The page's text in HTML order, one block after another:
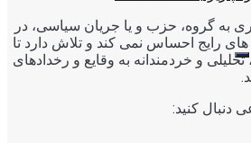
به گروه، حزب و یا جریان سیاسی، در
رایج احساس نمی کند و تلاش دارد تا
و خردمندانه به وقایع و رخدادهای
دنبال کنید: